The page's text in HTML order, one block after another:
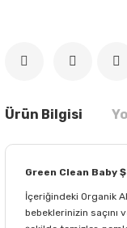
Ürün Bilgisi
Green Clean Baby
İçeriğindeki Organik
bebeklerinizin